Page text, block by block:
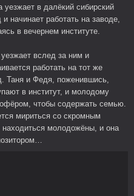
уезжает в далёкий сибирский
и начинает работать на заводе,
в вечернем институте.
вслед за ним и
работать на тот же
Таня и Федя, поженившись,
в институт, и молодому
чтобы содержать семью.
мириться со скромным
молодожёны, и она